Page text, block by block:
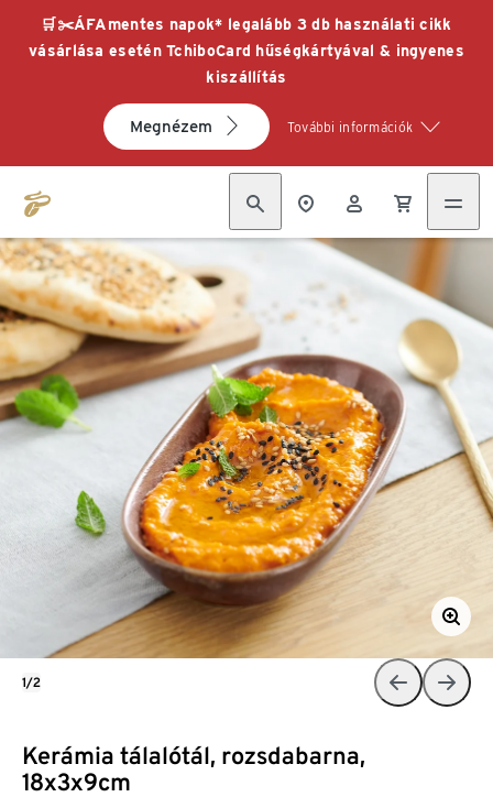
🛒✂️ÁFAmentes napok* legalább 3 db használati cikk
vásárlása esetén TchiboCard hűségkártyával & ingyenes
kiszállítás
Megnézem További információk
Kerámia tálalótál, rozsdabarna,
18x3x9cm
1/2